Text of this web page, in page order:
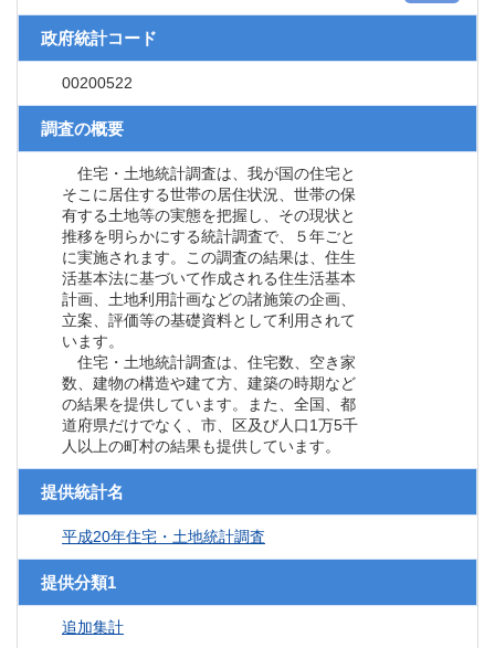
政府統計コード
00200522
調査の概要
住宅・土地統計調査は、我が国の住宅と
そこに居住する世帯の居住状況、世帯の保
有する土地等の実態を把握し、その現状と
推移を明らかにする統計調査で、５年ごと
に実施されます。この調査の結果は、住生
活基本法に基づいて作成される住生活基本
計画、土地利用計画などの諸施策の企画、
立案、評価等の基礎資料として利用されて
います。
住宅・土地統計調査は、住宅数、空き家
数、建物の構造や建て方、建築の時期など
の結果を提供しています。また、全国、都
道府県だけでなく、市、区及び人口1万5千
人以上の町村の結果も提供しています。
提供統計名
平成20年住宅・土地統計調査
提供分類1
追加集計